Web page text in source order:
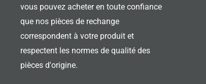
vous pouvez acheter en toute confiance
que nos pièces de rechange
correspondent à votre produit et
respectent les normes de qualité des
pièces d'origine.